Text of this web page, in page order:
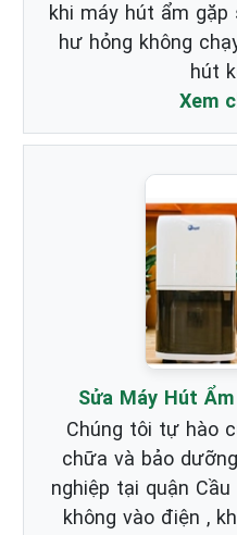
khi máy hút ẩm
hư hỏng không
hút
Xem
Sửa Máy Hút
Chúng tôi tự hào
chữa và bảo
nghiệp tại quận
không vào điện ,